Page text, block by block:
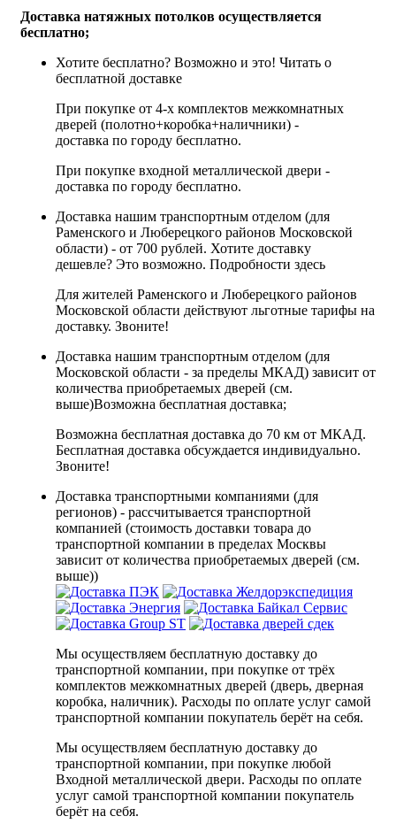
Доставка натяжных потолков осуществляется
бесплатно;
Хотите бесплатно? Возможно и это! Читать о
бесплатной доставке
При покупке от 4-х комплектов межкомнатных
дверей (полотно+коробка+наличники) -
доставка по городу бесплатно.
При покупке входной металлической двери -
доставка по городу бесплатно.
Доставка нашим транспортным отделом (для
Раменского и Люберецкого районов Московской
области) - от 700 рублей. Хотите доставку
дешевле? Это возможно. Подробности здесь
Для жителей Раменского и Люберецкого районов
Московской области действуют льготные тарифы на
доставку. Звоните!
Доставка нашим транспортным отделом (для
Московской области - за пределы МКАД) зависит от
количества приобретаемых дверей (см.
выше)Возможна бесплатная доставка;
Возможна бесплатная доставка до 70 км от МКАД.
Бесплатная доставка обсуждается индивидуально.
Звоните!
Доставка транспортными компаниями (для
регионов) - рассчитывается транспортной
компанией (стоимость доставки товара до
транспортной компании в пределах Москвы
зависит от количества приобретаемых дверей (см.
выше))
Мы осуществляем бесплатную доставку до
транспортной компании, при покупке от трёх
комплектов межкомнатных дверей (дверь, дверная
коробка, наличник). Расходы по оплате услуг самой
транспортной компании покупатель берёт на себя.
Мы осуществляем бесплатную доставку до
транспортной компании, при покупке любой
Входной металлической двери. Расходы по оплате
услуг самой транспортной компании покупатель
берёт на себя.